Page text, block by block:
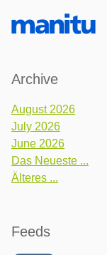
Archive
August 2026
July 2026
June 2026
Das Neueste ...
Älteres ...
Feeds